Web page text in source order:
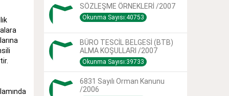
SÖZLEŞME ÖRNEKLERİ /2007
Okunma Sayısı:40753
BÜRO TESCİL BELGESİ (BTB)
ALMA KOŞULLARI /2007
Okunma Sayısı:39733
6831 Sayılı Orman Kanunu
/2006